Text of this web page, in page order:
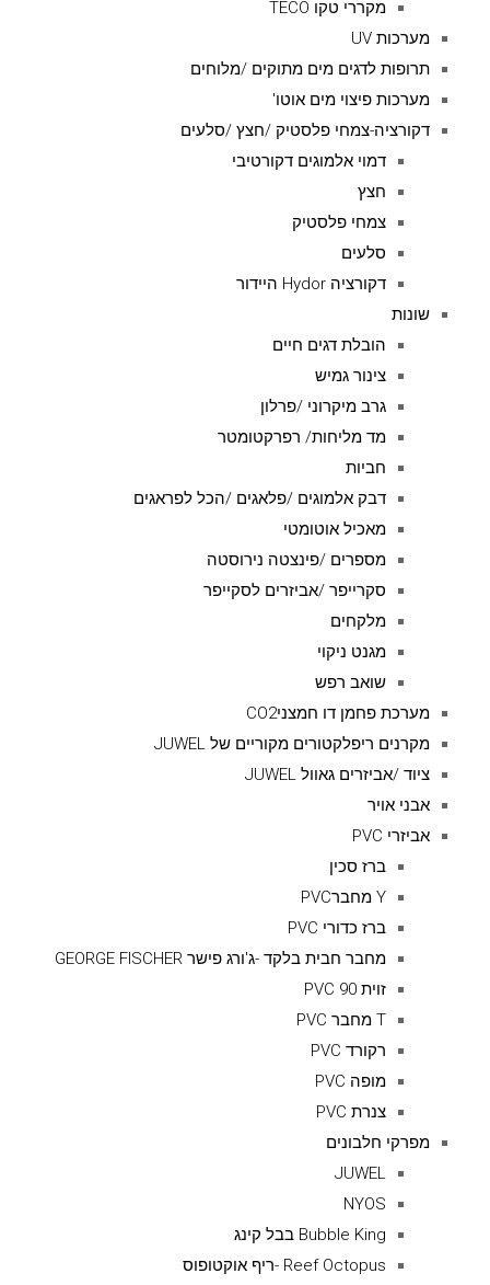
מקררי טקו TECO
מערכות UV
תרופות לדגים מים מתוקים /מלוחים
מערכות פיצוי מים אוטו'
דקורציה-צמחי פלסטיק /חצץ /סלעים
דמוי אלמוגים דקורטיבי
חצץ
צמחי פלסטיק
סלעים
דקורציה Hydor היידור
שונות
הובלת דגים חיים
צינור גמיש
גרב מיקרוני /פרלון
מד מליחות/ רפרקטומטר
חביות
דבק אלמוגים /פלאגים /הכל לפראגים
מאכיל אוטומטי
מספרים /פינצטה נירוסטה
סקרייפר /אביזרים לסקייפר
מלקחים
מגנט ניקוי
שואב רפש
מערכת פחמן דו חמצניCO2
מקרנים ריפלקטורים מקוריים של JUWEL
ציוד /אביזרים גאוול JUWEL
אבני אויר
אביזרי PVC
ברז סכין
Y מחברPVC
ברז כדורי PVC
מחבר חבית בלקד -ג'ורג פישר GEORGE FISCHER
זוית 90 PVC
T מחבר PVC
רקורד PVC
מופה PVC
צנרת PVC
מפרקי חלבונים
JUWEL
NYOS
Bubble King בבל קינג
Reef Octopus -ריף אוקטופוס